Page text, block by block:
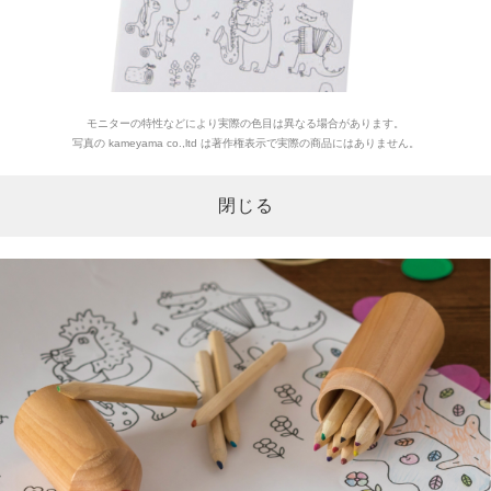
モニターの特性などにより実際の色目は異なる場合があります。
写真の kameyama co.,ltd は著作権表示で実際の商品にはありません。
閉じる